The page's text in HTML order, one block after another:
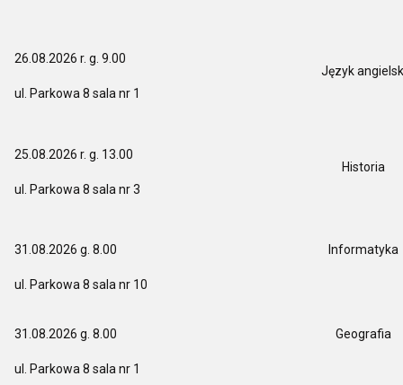
26.08.2026 r. g. 9.00
ul. Parkowa 8 sala nr 1
Język
25.08.2026 r. g. 13.00
ul. Parkowa 8 sala nr 3
Historia
31.08.2026 g. 8.00
ul. Parkowa 8 sala nr 10
Informatyka
31.08.2026 g. 8.00
ul. Parkowa 8 sala nr 1
Geografia